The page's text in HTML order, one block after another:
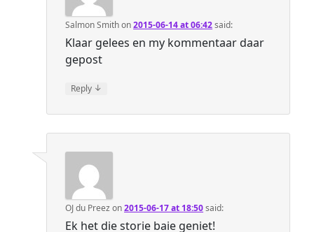
Salmon Smithon2015-06-14 at 06:42said:
Klaar gelees en my kommentaar daar
gepost
Reply ↓
OJ du Preez on2015-06-17 at 18:50said:
Ek het die storie baie geniet!